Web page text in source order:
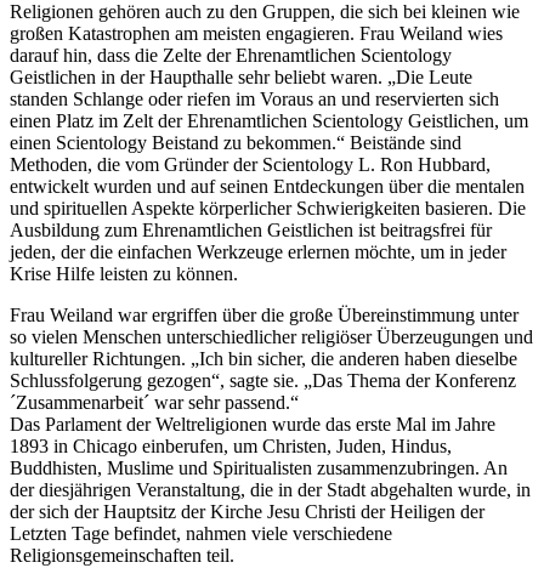
Religionen gehören auch zu den Gruppen, die sich bei kleinen wie
großen Katastrophen am meisten engagieren. Frau Weiland wies
darauf hin, dass die Zelte der Ehrenamtlichen Scientology
Geistlichen in der Haupthalle sehr beliebt waren. „Die Leute
standen Schlange oder riefen im Voraus an und reservierten sich
einen Platz im Zelt der Ehrenamtlichen Scientology Geistlichen, um
einen Scientology Beistand zu bekommen.“ Beistände sind
Methoden, die vom Gründer der Scientology L. Ron Hubbard,
entwickelt wurden und auf seinen Entdeckungen über die mentalen
und spirituellen Aspekte körperlicher Schwierigkeiten basieren. Die
Ausbildung zum Ehrenamtlichen Geistlichen ist beitragsfrei für
jeden, der die einfachen Werkzeuge erlernen möchte, um in jeder
Krise Hilfe leisten zu können.
Frau Weiland war ergriffen über die große Übereinstimmung unter
so vielen Menschen unterschiedlicher religiöser Überzeugungen und
kultureller Richtungen. „Ich bin sicher, die anderen haben dieselbe
Schlussfolgerung gezogen“, sagte sie. „Das Thema der Konferenz
´Zusammenarbeit´ war sehr passend.“
Das Parlament der Weltreligionen wurde das erste Mal im Jahre
1893 in Chicago einberufen, um Christen, Juden, Hindus,
Buddhisten, Muslime und Spiritualisten zusammenzubringen. An
der diesjährigen Veranstaltung, die in der Stadt abgehalten wurde, in
der sich der Hauptsitz der Kirche Jesu Christi der Heiligen der
Letzten Tage befindet, nahmen viele verschiedene
Religionsgemeinschaften teil.